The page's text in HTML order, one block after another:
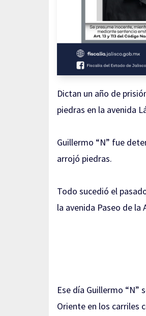
Dictan un año de
piedras en la avenida
Guillermo “N” fue
arrojó piedras.
Todo sucedió el
la avenida Paseo de la
Ese día Guillermo “N”
Oriente en los carriles